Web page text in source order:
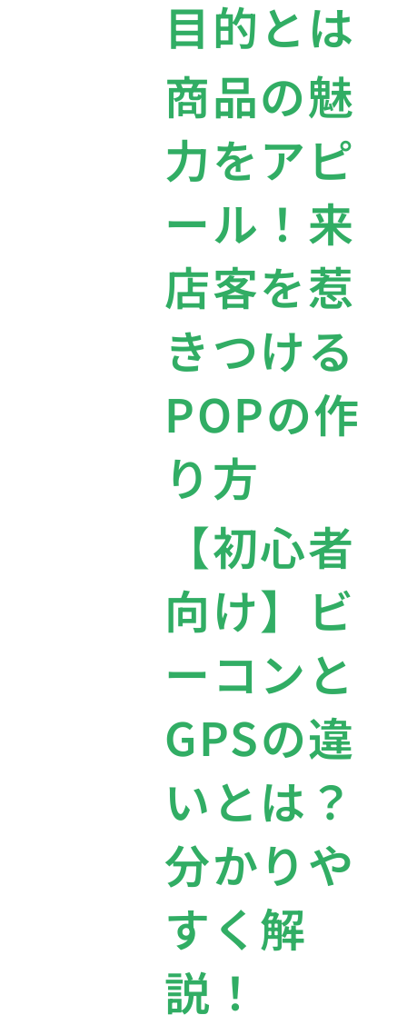
目的とは
商品の魅
力をアピ
ール！来
店客を惹
きつける
POPの作
り方
【初心者
向け】ビ
ーコンと
GPSの違
いとは？
分かりや
すく解
説！